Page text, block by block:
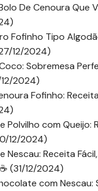
De Cenoura Que
Fofinho Tipo
12/2024)
Sobremesa
2024)
Fofinho:
Polvilho com Queijo:
12/2024)
Nescau: Receita
(31/12/2024)
com Nescau: